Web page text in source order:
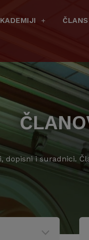
dopisni i suradnici.